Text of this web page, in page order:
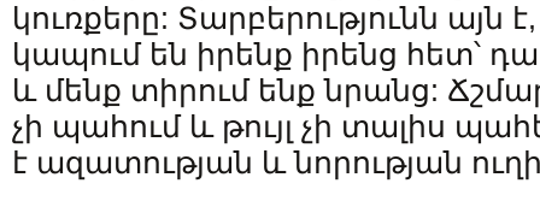
կուռքերը: Տարբերությունն այն
կապում են իրենք իրենց հետ՝
և մենք տիրում ենք նրանց:
չի պահում և թույլ չի տալիս
է ազատության և նորության